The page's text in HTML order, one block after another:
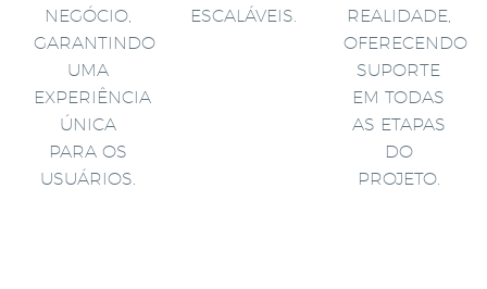
NEGÓCIO,
GARANTINDO
UMA
EXPERIÊNCIA
ÚNICA
PARA OS
USUÁRIOS.
ESCALÁVEIS.
REALIDADE,
OFERECENDO
SUPORTE
EM TODAS
AS ETAPAS
DO
PROJETO.